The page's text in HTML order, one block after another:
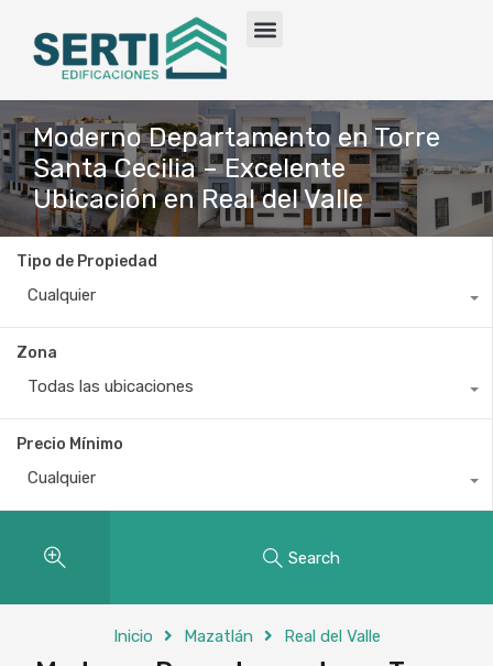
Moderno Departamento en Torre
Santa Cecilia – Excelente
Ubicación en Real del Valle
Tipo de Propiedad
Cualquier
Zona
Todas las ubicaciones
Precio Mínimo
Cualquier
Search
Inicio Mazatlán Real del Valle